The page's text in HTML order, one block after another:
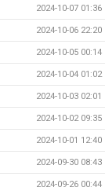
2024-10-07 01:36
2024-10-06 22:20
2024-10-05 00:14
2024-10-04 01:02
2024-10-03 02:01
2024-10-02 09:35
2024-10-01 12:40
2024-09-30 08:43
2024-09-26 00:44